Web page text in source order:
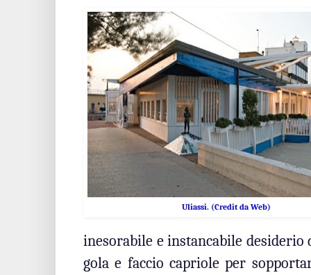
Uliassi. (Credit da Web)
inesorabile e instancabile
gola e faccio capriole per